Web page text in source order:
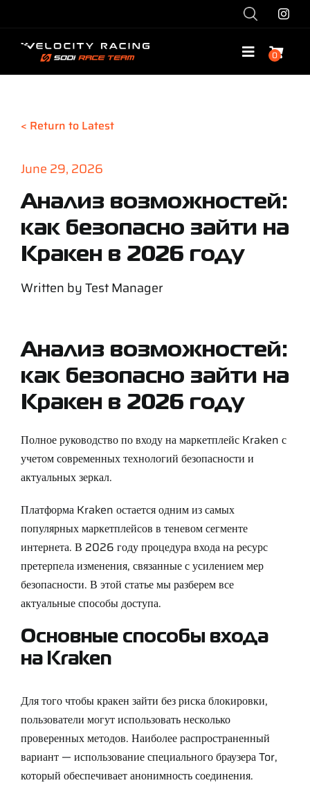
content
Toggle
Services
Contact
Sign Up/Sign In
0
< Return to Latest
June 29, 2026
Анализ возможностей:
как безопасно зайти на
Кракен в 2026 году
Written byTest Manager
Анализ возможностей:
как безопасно зайти на
Кракен в 2026 году
Полное руководство по входу на маркетплейс Kraken с
учетом современных технологий безопасности и
актуальных зеркал.
Платформа Kraken остается одним из самых
популярных маркетплейсов в теневом сегменте
интернета. В 2026 году процедура входа на ресурс
претерпела изменения, связанные с усилением мер
безопасности. В этой статье мы разберем все
актуальные способы доступа.
Основные способы входа
на Kraken
Для того чтобы кракен зайти без риска блокировки,
пользователи могут использовать несколько
проверенных методов. Наиболее распространенный
вариант — использование специального браузера Tor,
который обеспечивает анонимность соединения.